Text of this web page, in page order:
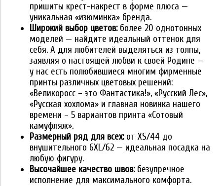
пришиты крест-накрест в форме плюса —
уникальная «изюминка» бренда.
Широкий выбор цветов:более 20 однотонных
моделей — найдите идеальный оттенок для
себя. А для любителей выделяться из толпы,
заявляя о настоящей любви к своей Родине —
у нас есть полюбившиеся многим фирменные
принты различных цветовых решений:
«Великоросс – это Фантастика!», «Русский Лес»,
«Русская хохлома» и главная новинка нашего
времени – 5 вариантов принта «Сотовый
камуфляж».
Размерный ряд для всех:от XS/44 до
внушительного 6XL/62 — идеальная посадка на
любую фигуру.
Высочайшее качество швов: безупречное
исполнение для максимального комфорта.